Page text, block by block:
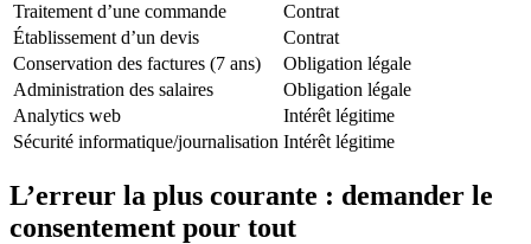
Traitement d’une commande
Contrat
Établissement d’un devis
Contrat
Conservation des factures (7 ans)
Obligation légale
Administration des salaires
Obligation légale
Analytics web
Intérêt légitime
Sécurité informatique/journalisation Intérêt légitime
L’erreur la plus courante : demander le
consentement pour tout